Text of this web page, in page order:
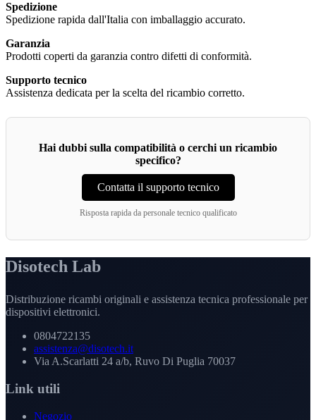
Spedizione
Spedizione rapida dall'Italia con imballaggio accurato.
Garanzia
Prodotti coperti da garanzia contro difetti di conformità.
Supporto tecnico
Assistenza dedicata per la scelta del ricambio corretto.
Hai dubbi sulla compatibilità o cerchi un ricambio
specifico?
Contatta il supporto tecnico
Risposta rapida da personale tecnico qualificato
Disotech Lab
Distribuzione ricambi originali e assistenza tecnica professionale per
dispositivi elettronici.
0804722135
assistenza@disotech.it
Via A.Scarlatti 24 a/b, Ruvo Di Puglia 70037
Link utili
Negozio